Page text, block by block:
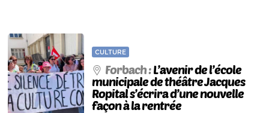
CULTURE
Forbach :L’avenir de l’école
municipale de théâtre Jacques
Ropital s’écrira d’une nouvelle
façon à la rentrée